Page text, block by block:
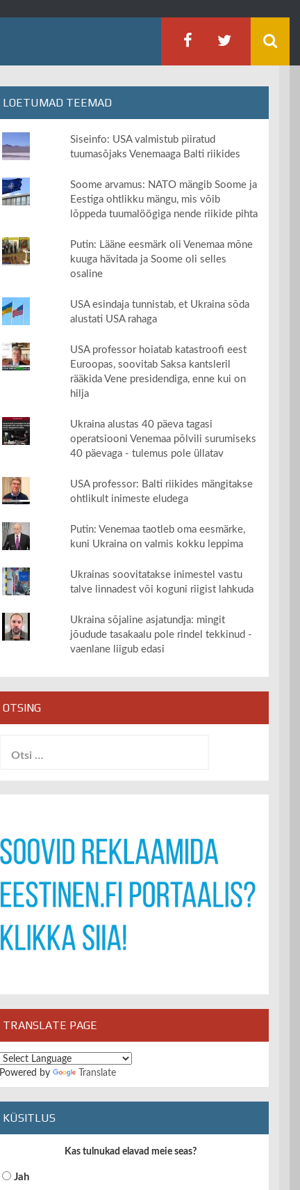
LOETUMAD TEEMAD
Siseinfo: USA valmistub piiratud
tuumasõjaks Venemaaga Balti riikides
Soome arvamus: NATO mängib Soome ja
Eestiga ohtlikku mängu, mis võib
lõppeda tuumalöögiga nende riikide pihta
Putin: Lääne eesmärk oli Venemaa mõne
kuuga hävitada ja Soome oli selles
osaline
USA esindaja tunnistab, et Ukraina sõda
alustati USA rahaga
USA professor hoiatab katastroofi eest
Euroopas, soovitab Saksa kantsleril
rääkida Vene presidendiga, enne kui on
hilja
Ukraina alustas 40 päeva tagasi
operatsiooni Venemaa põlvili surumiseks
40 päevaga - tulemus pole üllatav
USA professor: Balti riikides mängitakse
ohtlikult inimeste eludega
Putin: Venemaa taotleb oma eesmärke,
kuni Ukraina on valmis kokku leppima
Ukrainas soovitatakse inimestel vastu
talve linnadest või koguni riigist lahkuda
Ukraina sõjaline asjatundja: mingit
jõudude tasakaalu pole rindel tekkinud -
vaenlane liigub edasi
OTSING
TRANSLATE PAGE
Powered by Translate
KÜSITLUS
Kas tulnukad elavad meie seas?
Jah